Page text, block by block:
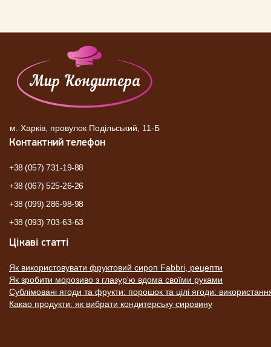
м. Харків, провулок Подільський, 11-Б
Контактний телефон
+38 (057) 731-19-88
+38 (067) 525-26-26
+38 (099) 286-98-98
+38 (093) 703-63-63
Цікаві статті
Як використовувати фруктовий сироп Fabbri, рецепти
Як зробити морозиво з глазур'ю вдома своїми руками
Сублімовані ягоди та фрукти: порошок та цілі ягоди:
Какао продукти: як вибрати кондитерську сировину